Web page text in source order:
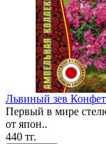
Львиный зев
Первый в мире
от япон..
440 тг.